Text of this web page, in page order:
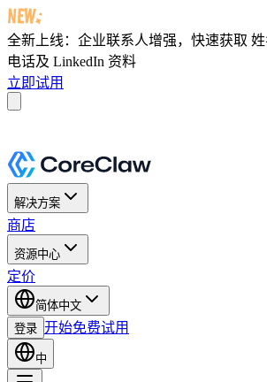
全新上线：企业联系人增强，快速获取 姓
电话及 LinkedIn 资料
立即试用
解决方案
商店
资源中心
定价
简体中文
登录 开始免费试用
中